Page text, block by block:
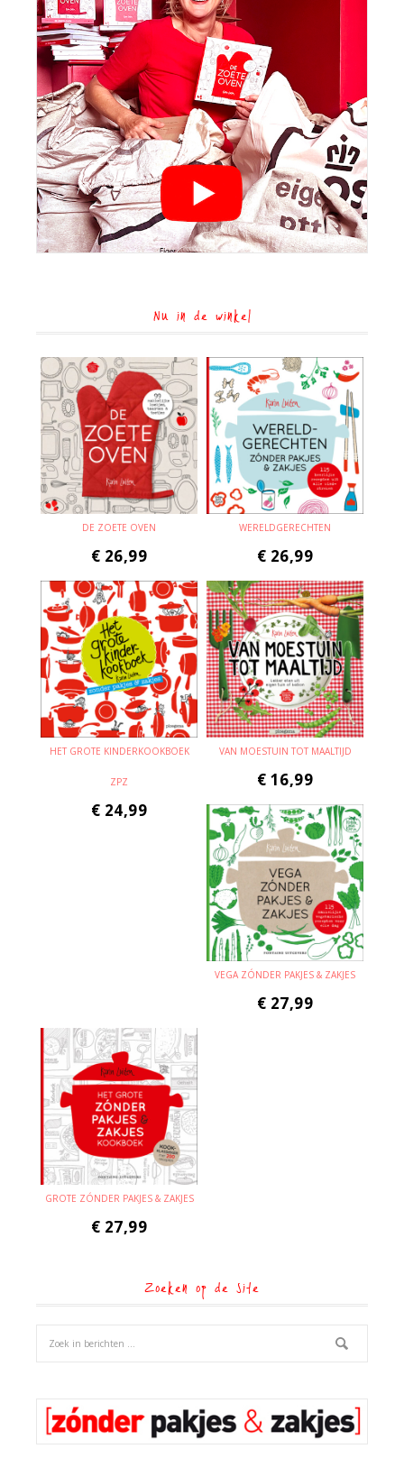
Nu in de winkel
DE ZOETE OVEN
€ 26,99
WERELDGERECHTEN
€ 26,99
HET GROTE KINDERKOOKBOEK
ZPZ
€ 24,99
VAN MOESTUIN TOT MAALTIJD
€ 16,99
VEGA ZÓNDER PAKJES & ZAKJES
€ 27,99
GROTE ZÓNDER PAKJES & ZAKJES
€ 27,99
Zoeken op de site